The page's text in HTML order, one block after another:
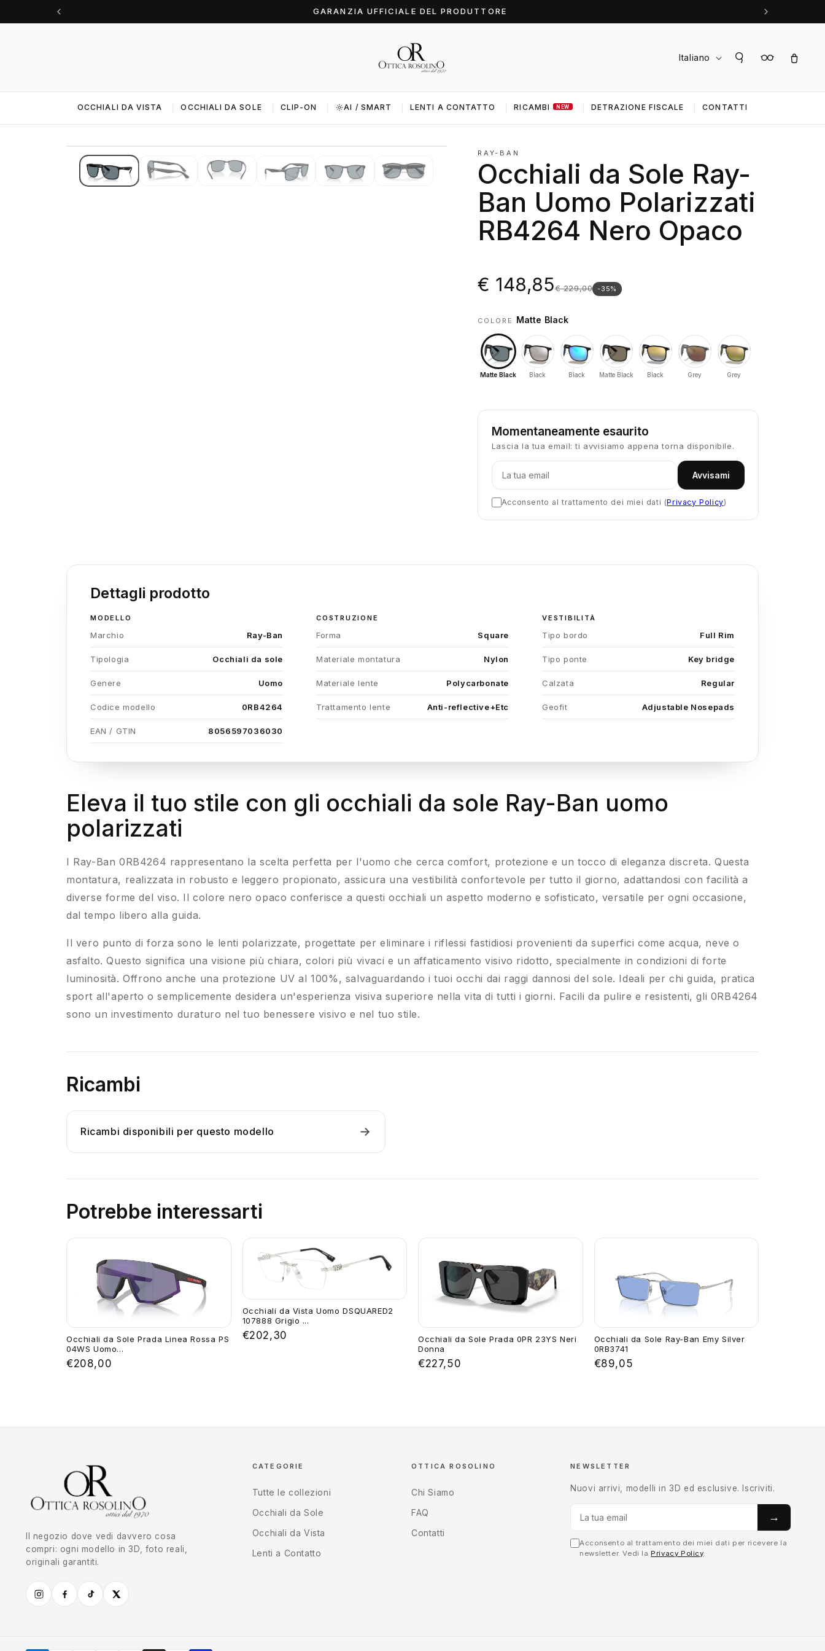
direttamente
ai contenuti
SOLO ORIGINALI GARANTITI
L
n
g
u
Italiano Accedi Carrello
OCCHIALI DA VISTA OCCHIALI DA SOLE CLIP-ON AI / SMART LENTI A CONTATTO RICAMBI NEW DETRAZIONE FISCALE CONTATTI
IMMAGINI 4K · ALTA RISOLUZIONE
RAY-BAN
Occhiali da Sole Ray-
Ban Uomo Polarizzati
RB4264 Nero Opaco
€ 148,85€ 229,00 -35%
COLORE Matte Black
Matte Black Black Black Matte Black Black Grey Grey
Momentaneamente esaurito
Lascia la tua email: ti avvisiamo appena torna disponibile.
Avvisami
Acconsento al trattamento dei miei dati (Privacy Policy)
Dettagli prodotto
MODELLO
Marchio Ray-Ban
Tipologia Occhiali da sole
Genere Uomo
Codice modello 0RB4264
EAN / GTIN 8056597036030
COSTRUZIONE
Forma Square
Materiale montatura Nylon
Materiale lente Polycarbonate
Trattamento lente Anti-reflective+Etc
VESTIBILITÀ
Tipo bordo Full Rim
Tipo ponte Key bridge
Calzata Regular
Geofit Adjustable Nosepads
Eleva il tuo stile con gli occhiali da sole Ray-Ban uomo
polarizzati
I Ray-Ban 0RB4264 rappresentano la scelta perfetta per l'uomo che cerca comfort, protezione e un tocco di eleganza discreta. Questa
montatura, realizzata in robusto e leggero propionato, assicura una vestibilità confortevole per tutto il giorno, adattandosi con facilità a
diverse forme del viso. Il colore nero opaco conferisce a questi occhiali un aspetto moderno e sofisticato, versatile per ogni occasione,
dal tempo libero alla guida.
Il vero punto di forza sono le lenti polarizzate, progettate per eliminare i riflessi fastidiosi provenienti da superfici come acqua, neve o
asfalto. Questo significa una visione più chiara, colori più vivaci e un affaticamento visivo ridotto, specialmente in condizioni di forte
luminosità. Offrono anche una protezione UV al 100%, salvaguardando i tuoi occhi dai raggi dannosi del sole. Ideali per chi guida, pratica
sport all'aperto o semplicemente desidera un'esperienza visiva superiore nella vita di tutti i giorni. Facili da pulire e resistenti, gli 0RB4264
sono un investimento duraturo nel tuo benessere visivo e nel tuo stile.
Ricambi
Ricambi disponibili per questo modello →
Potrebbe interessarti
Occhiali da Sole Prada Linea Rossa PS
04WS Uomo...
€208,00
Occhiali da Vista Uomo DSQUARED2
107888 Grigio ...
€202,30
Occhiali da Sole Prada 0PR 23YS Neri
Donna
€227,50
Occhiali da Sole Ray-Ban Emy Silver
0RB3741
€89,05
Il negozio dove vedi davvero cosa
compri: ogni modello in 3D, foto reali,
originali garantiti.
CATEGORIE
Tutte le collezioni
Occhiali da Sole
Occhiali da Vista
Lenti a Contatto
OTTICA ROSOLINO
Chi Siamo
FAQ
Contatti
NEWSLETTER
Nuovi arrivi, modelli in 3D ed esclusive. Iscriviti.
→
Acconsento al trattamento dei miei dati per ricevere la
newsletter. Vedi la Privacy Policy.